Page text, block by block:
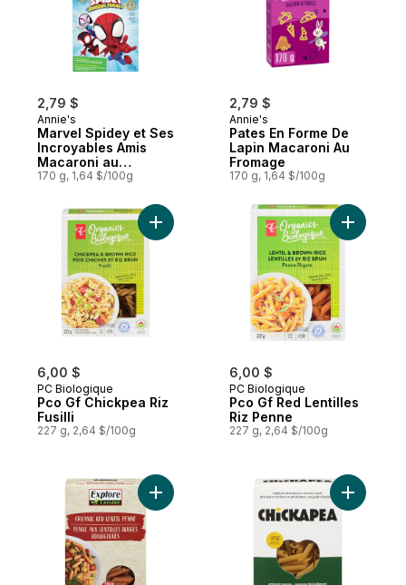
2,79 $
Annie's
Marvel Spidey et Ses
Incroyables Amis
Macaroni au
Fromage, Avec Du
170 g, 1,64 $/100g
2,79 $
Annie's
Pates En Forme De
Lapin Macaroni Au
Fromage
170 g, 1,64 $/100g
6,00 $
PC Biologique
Pco Gf Chickpea Riz
Fusilli
227 g, 2,64 $/100g
Ajouter Pco Gf Chickpea Riz Fusilli au
6,00 $
PC Biologique
Pco Gf Red Lentilles
Riz Penne
227 g, 2,64 $/100g
Ajouter
Ajouter Penne aux lentilles rougesAjouter